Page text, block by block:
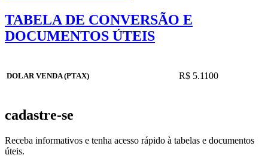
TABELA DE CONVERSÃO E
DOCUMENTOS ÚTEIS
DOLAR VENDA (PTAX) R$ 5.1100
cadastre-se
Receba informativos e tenha acesso rápido à tabelas e documentos
úteis.